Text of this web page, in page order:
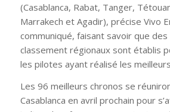
(Casablanca, Rabat, Tanger,
Marrakech et Agadir), précise Vivo
communiqué, faisant savoir que
classement régionaux sont établis
les pilotes ayant réalisé les
Les 96 meilleurs chronos se
Casablanca en avril prochain pour